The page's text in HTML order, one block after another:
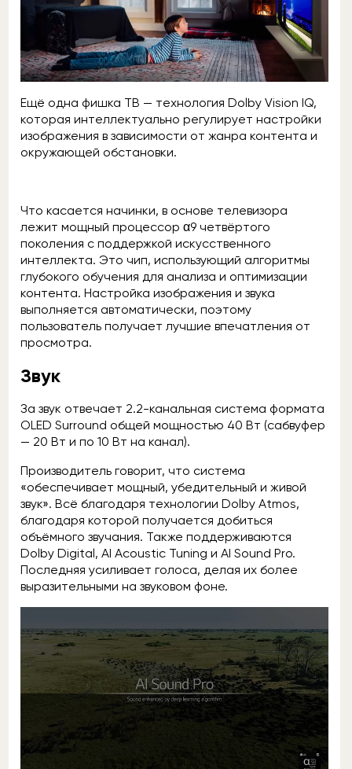
Ещё одна фишка ТВ — технология Dolby Vision IQ,
которая интеллектуально регулирует настройки
изображения в зависимости от жанра контента и
окружающей обстановки.
Что касается начинки, в основе телевизора
лежит мощный процессор α9 четвёртого
поколения с поддержкой искусственного
интеллекта. Это чип, использующий алгоритмы
глубокого обучения для анализа и оптимизации
контента. Настройка изображения и звука
выполняется автоматически, поэтому
пользователь получает лучшие впечатления от
просмотра.
Звук
За звук отвечает 2.2-канальная система формата
OLED Surround общей мощностью 40 Вт (сабвуфер
— 20 Вт и по 10 Вт на канал).
Производитель говорит, что система
«обеспечивает мощный, убедительный и живой
звук». Всё благодаря технологии Dolby Atmos,
благодаря которой получается добиться
объёмного звучания. Также поддерживаются
Dolby Digital, AI Acoustic Tuning и AI Sound Pro.
Последняя усиливает голоса, делая их более
выразительными на звуковом фоне.